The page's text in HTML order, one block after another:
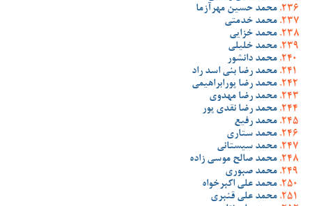
محمد حسین مهرآزما
محمد خدمتی
محمد خزایی
محمد خلیلی
محمد دانشور
محمد رضا بنی اسد راد
محمد رضا پورابراهیمی
محمد رضا مهدوی
محمد رضا نقدی پور
محمد رفیع
محمد ستاری
محمد سیستانی
محمد صالح موسی زاده
محمد صبوری
محمد علی اکبرخواه
محمد علی قنبری